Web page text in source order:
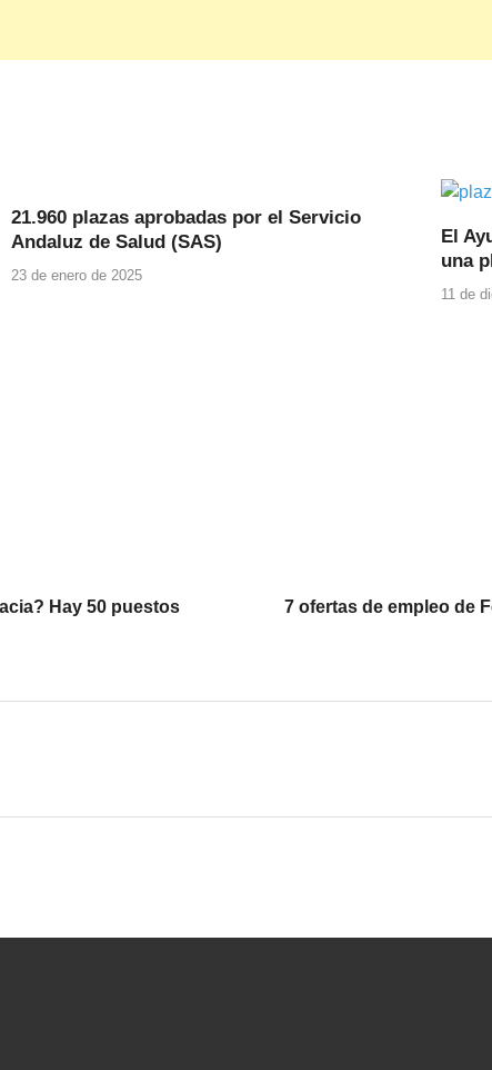
21.960 plazas aprobadas por el Servicio
Andaluz de Salud (SAS)
23 de enero de 2025
El
una
11 de
Hay 50 puestos
7 ofertas de empleo de